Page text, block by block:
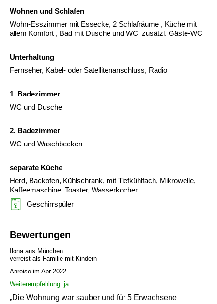
Wohnen und Schlafen
Wohn-Esszimmer mit Essecke, 2 Schlafräume , Küche mit
allem Komfort , Bad mit Dusche und WC, zusätzl. Gäste-WC
Unterhaltung
Fernseher, Kabel- oder Satellitenanschluss, Radio
1. Badezimmer
WC und Dusche
2. Badezimmer
WC und Waschbecken
separate Küche
Herd, Backofen, Kühlschrank, mit Tiefkühlfach, Mikrowelle,
Kaffeemaschine, Toaster, Wasserkocher
Geschirrspüler
Bewertungen
Ilona aus München
verreist als Familie mit Kindern
Anreise im Apr 2022
Weiterempfehlung: ja
„Die Wohnung war sauber und für 5 Erwachsene